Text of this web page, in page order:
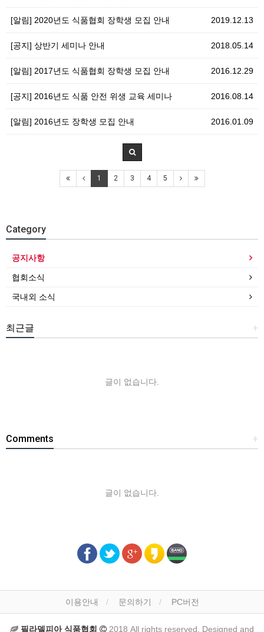
2019.12.13
[알림] 2020년도 식품협회 장학생 모집 안내
2018.05.14
[공지] 상반기 세미나 안내
2016.12.29
[알림] 2017년도 식품협회 장학생 모집 안내
2016.08.14
[공지] 2016년도 식품 안전 위생 교육 세미나
2016.01.09
[알림] 2016년도 장학생 모집 안내
1 2 3 4 5
Category
공지사항
협회소식
국내외 소식
+
최근글
글이 없습니다.
+
Comments
글이 없습니다.
이용안내 문의하기 PC버전
필라델피아 식품협회 2018 All rights reserved. Designed and